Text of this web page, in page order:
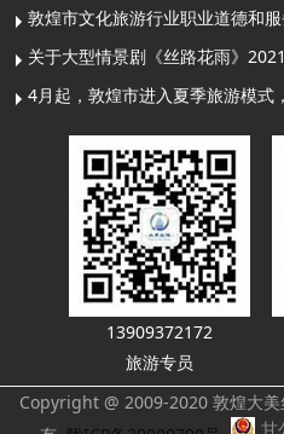
13909372172
旅游专员
Copyright @ 2009-2020 敦煌大
甘